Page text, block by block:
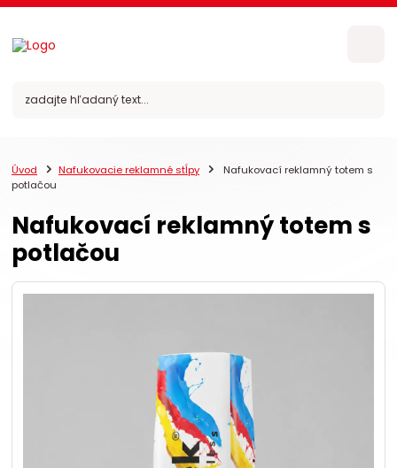
Úvod Nafukovacie reklamné stĺpy
Nafukovací reklamný totem s
potlačou
Nafukovací reklamný totem s
potlačou